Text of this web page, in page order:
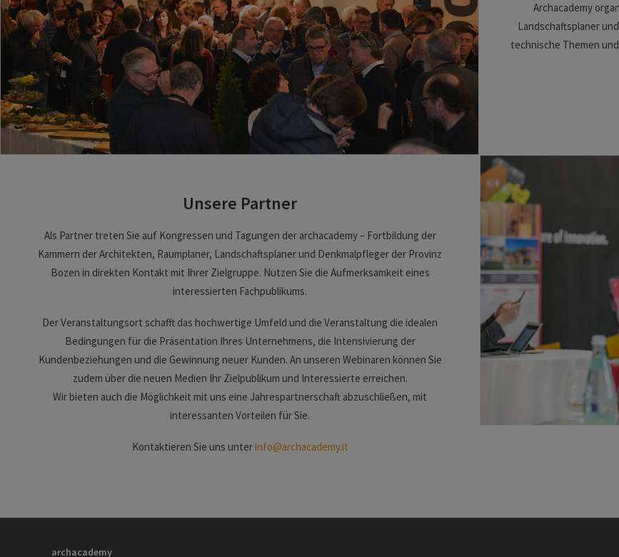
Archacademy
Landschaftsplaner
technische Themen
Unsere Partner
Als Partner treten Sie auf Kongressen und Tagungen der archacademy – Fortbildung der
Kammern der Architekten, Raumplaner, Landschaftsplaner und Denkmalpfleger der Provinz
Bozen in direkten Kontakt mit Ihrer Zielgruppe. Nutzen Sie die Aufmerksamkeit eines
interessierten Fachpublikums.
Der Veranstaltungsort schafft das hochwertige Umfeld und die Veranstaltung die idealen
Bedingungen für die Präsentation Ihres Unternehmens, die Intensivierung der
Kundenbeziehungen und die Gewinnung neuer Kunden. An unseren Webinaren können Sie
zudem über die neuen Medien Ihr Zielpublikum und Interessierte erreichen.
Wir bieten auch die Möglichkeit mit uns eine Jahrespartnerschaft abzuschließen, mit
interessanten Vorteilen für Sie.
Kontaktieren Sie uns unterinfo@archacademy.it
archacademy